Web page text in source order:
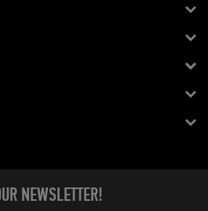
NEWSLETTER!